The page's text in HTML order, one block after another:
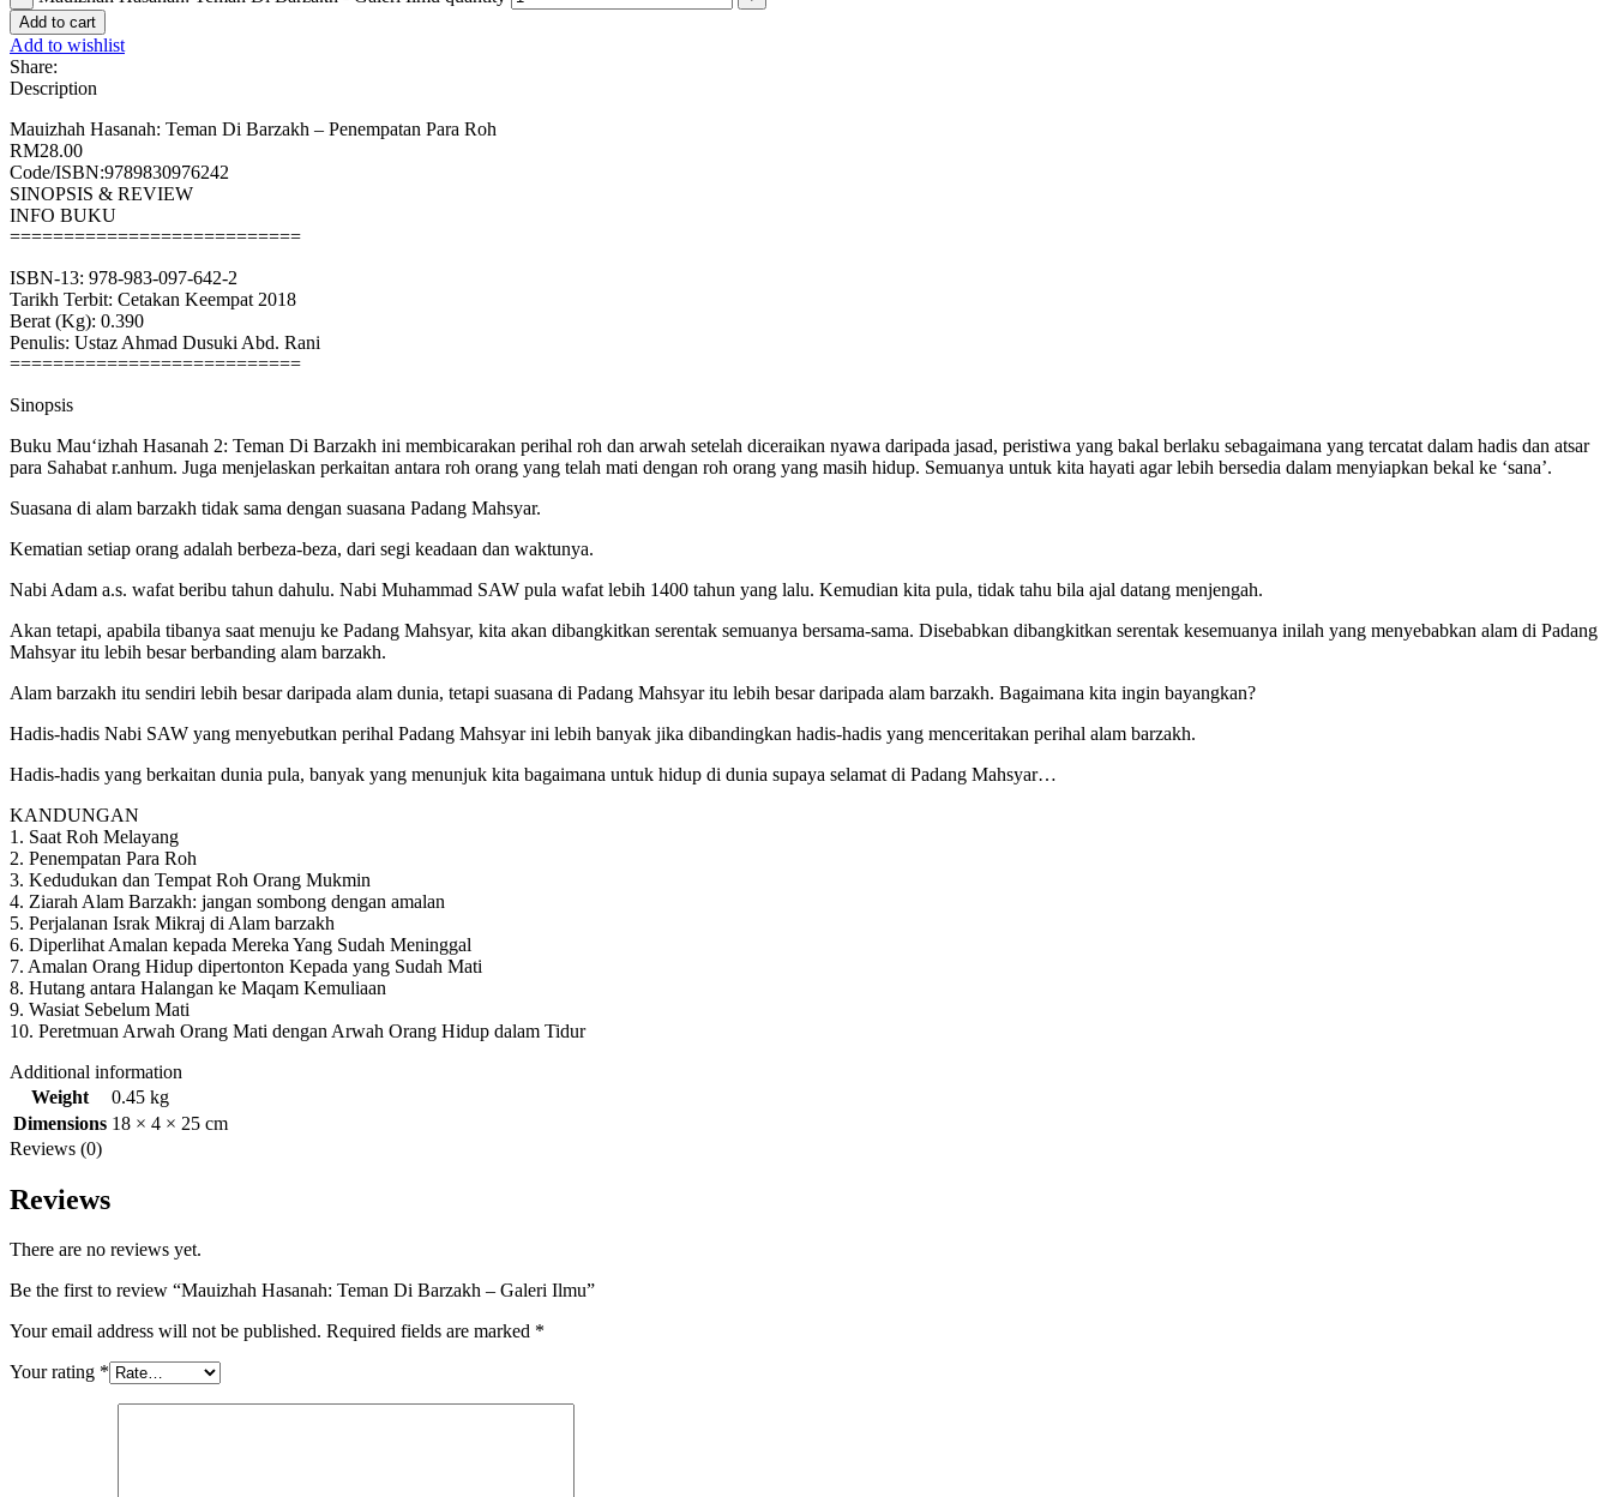
Add to cart
Add to wishlist
Share:
Description
Mauizhah Hasanah: Teman Di Barzakh – Penempatan Para Roh
RM28.00
Code/ISBN:9789830976242
SINOPSIS & REVIEW
INFO BUKU
===========================
ISBN-13: 978-983-097-642-2
Tarikh Terbit: Cetakan Keempat 2018
Berat (Kg): 0.390
Penulis: Ustaz Ahmad Dusuki Abd. Rani
===========================
Sinopsis
Buku Mau‘izhah Hasanah 2: Teman Di Barzakh ini membicarakan perihal roh dan arwah setelah diceraikan nyawa daripada jasad, peristiwa yang bakal berlaku sebagaimana yang tercatat dalam hadis dan atsar
para Sahabat r.anhum. Juga menjelaskan perkaitan antara roh orang yang telah mati dengan roh orang yang masih hidup. Semuanya untuk kita hayati agar lebih bersedia dalam menyiapkan bekal ke ‘sana’.
Suasana di alam barzakh tidak sama dengan suasana Padang Mahsyar.
Kematian setiap orang adalah berbeza-beza, dari segi keadaan dan waktunya.
Nabi Adam a.s. wafat beribu tahun dahulu. Nabi Muhammad SAW pula wafat lebih 1400 tahun yang lalu. Kemudian kita pula, tidak tahu bila ajal datang menjengah.
Akan tetapi, apabila tibanya saat menuju ke Padang Mahsyar, kita akan dibangkitkan serentak semuanya bersama-sama. Disebabkan dibangkitkan serentak kesemuanya inilah yang menyebabkan alam di Padang
Mahsyar itu lebih besar berbanding alam barzakh.
Alam barzakh itu sendiri lebih besar daripada alam dunia, tetapi suasana di Padang Mahsyar itu lebih besar daripada alam barzakh. Bagaimana kita ingin bayangkan?
Hadis-hadis Nabi SAW yang menyebutkan perihal Padang Mahsyar ini lebih banyak jika dibandingkan hadis-hadis yang menceritakan perihal alam barzakh.
Hadis-hadis yang berkaitan dunia pula, banyak yang menunjuk kita bagaimana untuk hidup di dunia supaya selamat di Padang Mahsyar…
KANDUNGAN
1. Saat Roh Melayang
2. Penempatan Para Roh
3. Kedudukan dan Tempat Roh Orang Mukmin
4. Ziarah Alam Barzakh: jangan sombong dengan amalan
5. Perjalanan Israk Mikraj di Alam barzakh
6. Diperlihat Amalan kepada Mereka Yang Sudah Meninggal
7. Amalan Orang Hidup dipertonton Kepada yang Sudah Mati
8. Hutang antara Halangan ke Maqam Kemuliaan
9. Wasiat Sebelum Mati
10. Peretmuan Arwah Orang Mati dengan Arwah Orang Hidup dalam Tidur
Additional information
Weight
0.45 kg
Dimensions 18 × 4 × 25 cm
Reviews (0)
Reviews
There are no reviews yet.
Be the first to review “Mauizhah Hasanah: Teman Di Barzakh – Galeri Ilmu”
Your email address will not be published. Required fields are marked *
Your rating *